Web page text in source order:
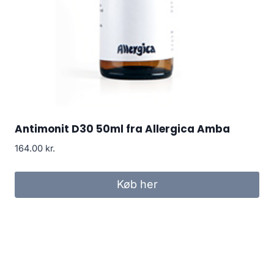
Antimonit D30 50ml fra Allergica Amba
164.00 kr.
Køb her